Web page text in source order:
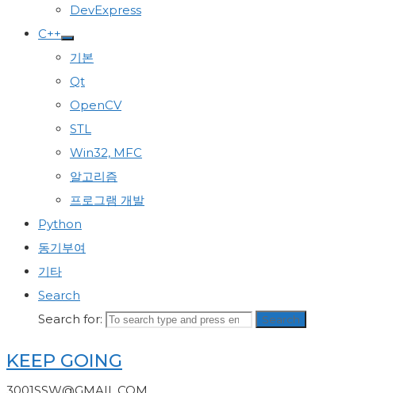
DevExpress
C++
기본
Qt
OpenCV
STL
Win32, MFC
알고리즘
프로그램 개발
Python
동기부여
기타
Search
Search for:
Search
KEEP GOING